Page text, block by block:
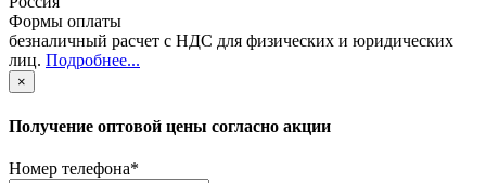
Формы оплаты
безналичный расчет с НДС для физических и юридических
лиц. Подробнее...
×
Получение оптовой цены согласно акции
Номер телефона*